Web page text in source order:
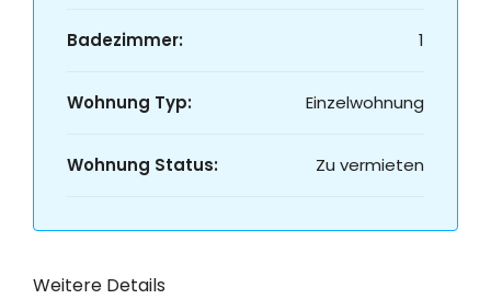
Badezimmer: 1
Wohnung Typ: Einzelwohnung
Wohnung Status: Zu vermieten
Weitere Details